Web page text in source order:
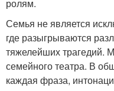
ролям.
Семья не является
где разыгрываются
тяжелейших трагедий.
семейного театра. В
каждая фраза,